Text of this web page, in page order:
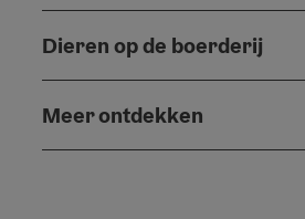
Dieren op de boerderij
Meer ontdekken